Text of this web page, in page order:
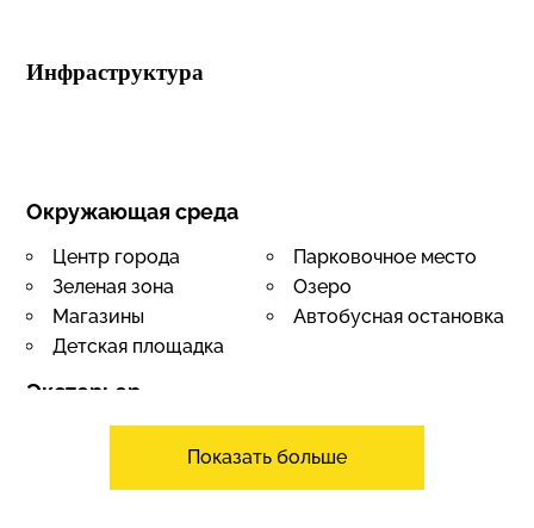
Инфраструктура
Окружающая среда
Центр города
Парковочное место
Зеленая зона
Озеро
Магазины
Автобусная остановка
Детская площадка
Экстерьер
Показать больше